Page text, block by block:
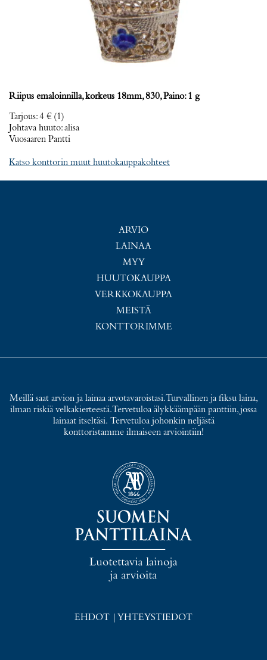
Riipus emaloinnilla, korkeus 18mm, 830, Paino: 1 g
Tarjous:4 € (1)
Johtava huuto:alisa
Vuosaaren Pantti
Katso konttorin muut huutokauppakohteet
ARVIO
LAINAA
MYY
HUUTOKAUPPA
VERKKOKAUPPA
MEISTÄ
KONTTORIMME
Meillä saat arvion ja lainaa arvotavaroistasi. Turvallinen ja fiksu laina,
ilman riskiä velkakierteestä. Tervetuloa älykkäämpään panttiin, jossa
lainaat itseltäsi. Tervetuloa johonkin neljästä
konttoristamme ilmaiseen arviointiin!
EHDOT YHTEYSTIEDOT